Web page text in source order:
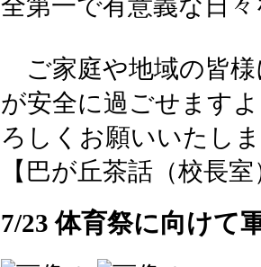
全第一で有意義な日
ご家庭や地域の皆
が安全に過ごせます
ろしくお願いいたし
【巴が丘茶話（校長
7/23 体育祭に向けて